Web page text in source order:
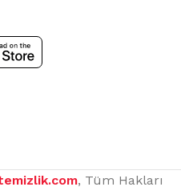
, Tüm Hakları